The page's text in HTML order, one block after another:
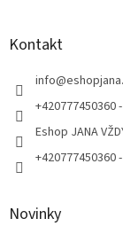
Kontakt
info@
+420777450360
Eshop JANA
+420777450360
Novinky